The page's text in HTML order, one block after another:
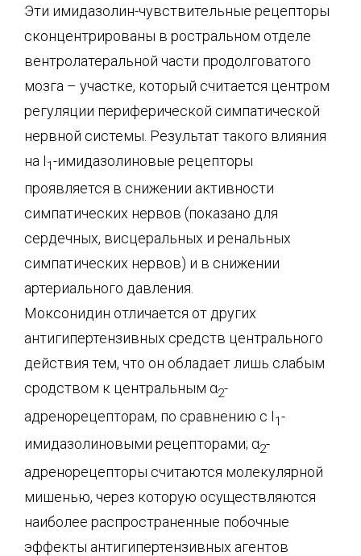
Эти имидазолин-чувствительные рецепторы
сконцентрированы в ростральном отделе
вентролатеральной части продолговатого
мозга – участке, который считается центром
регуляции периферической симпатической
нервной системы. Результат такого влияния
на I1-имидазолиновые рецепторы
проявляется в снижении активности
симпатических нервов (показано для
сердечных, висцеральных и ренальных
симпатических нервов) и в снижении
артериального давления.
Моксонидин отличается от других
антигипертензивных средств центрального
действия тем, что он обладает лишь слабым
сродством к центральным α2-
адренорецепторам, по сравнению с I1-
имидазолиновыми рецепторами; α2-
адренорецепторы считаются молекулярной
мишенью, через которую осуществляются
наиболее распространенные побочные
эффекты антигипертензивных агентов